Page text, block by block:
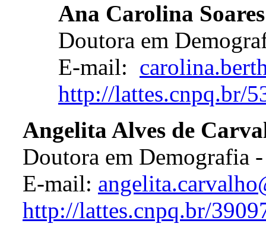
Ana Carolina Soares
Doutora em
E-mail:
http://lattes.cnpq.br/
Angelita Alves de
Doutora em Demografia
E-mail:
http://lattes.cnpq.br/